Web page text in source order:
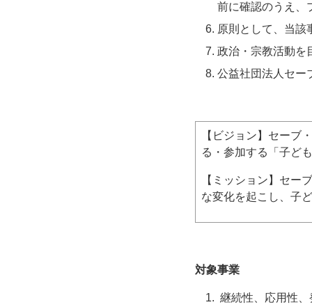
前に確認のうえ、
原則として、当該
政治・宗教活動を
公益社団法人セー
【ビジョン】セーブ
る・参加する「子ど
【ミッション】セー
な変化を起こし、子
対象事業
継続性、応用性